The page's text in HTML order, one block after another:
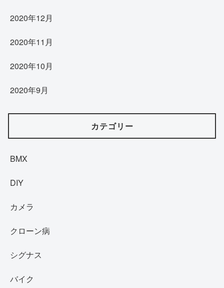
2020年12月
2020年11月
2020年10月
2020年9月
カテゴリー
BMX
DIY
カメラ
クローン病
シグナス
バイク